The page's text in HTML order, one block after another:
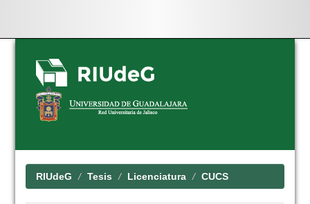
Skip
navigation
RIUdeG Tesis Licenciatura CUCS